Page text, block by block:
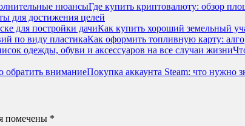
Где купить криптовалюту: обзор
для достижения целей
Как купить хороший земельный
Как оформить топливную карту:
Покупка аккаунта Steam: что нужно
помечены *